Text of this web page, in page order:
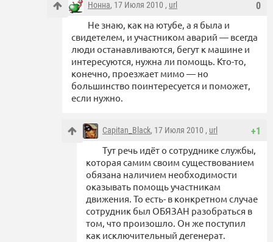
0
Нонна, 17 Июля 2010 , url
Не знаю, как на ютубе, а я была и
свидетелем, и участником аварий — всегда
люди останавливаются, бегут к машине и
интересуются, нужна ли помощь. Кто-то,
конечно, проезжает мимо — но
большинство поинтересуется и поможет,
если нужно.
+1
Capitan_Black, 17 Июля 2010 , url
Тут речь идёт о сотруднике службы,
которая самим своим существованием
обязана наличием необходимости
оказывать помощь участникам
движения. То есть- в конкретном случае
сотрудник был ОБЯЗАН разобраться в
том, что произошло. Он же поступил
как исключительный дегенерат.